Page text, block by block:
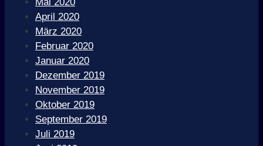
April 2020
März 2020
Februar 2020
Januar 2020
Dezember 2019
November 2019
Oktober 2019
September 2019
Juli 2019